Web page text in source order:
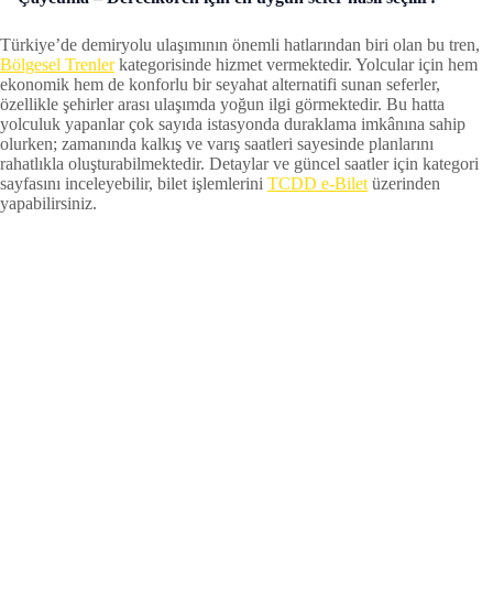
Türkiye’de demiryolu ulaşımının önemli hatlarından biri olan bu tren,
Bölgesel Trenlerkategorisinde hizmet vermektedir. Yolcular için hem
ekonomik hem de konforlu bir seyahat alternatifi sunan seferler,
özellikle şehirler arası ulaşımda yoğun ilgi görmektedir. Bu hatta
yolculuk yapanlar çok sayıda istasyonda duraklama imkânına sahip
olurken; zamanında kalkış ve varış saatleri sayesinde planlarını
rahatlıkla oluşturabilmektedir. Detaylar ve güncel saatler için kategori
sayfasını inceleyebilir, bilet işlemlerini TCDD e-Bilet üzerinden
yapabilirsiniz.